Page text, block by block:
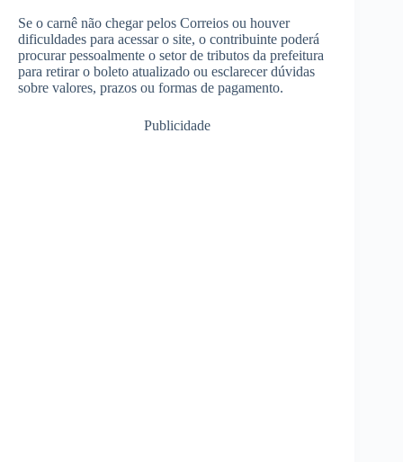
Se o carnê não chegar pelos Correios ou houver
dificuldades para acessar o site, o contribuinte poderá
procurar pessoalmente o setor de tributos da prefeitura
para retirar o boleto atualizado ou esclarecer dúvidas
sobre valores, prazos ou formas de pagamento.
Publicidade